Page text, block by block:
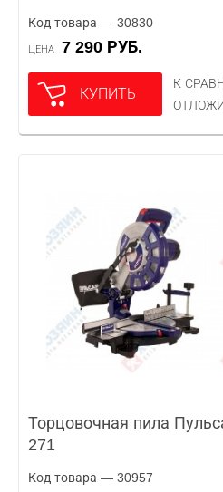
Код товара — 30830
ЦЕНА 7 290 РУБ.
КУПИТЬ
К
Торцовочная пила
271
Код товара — 30957